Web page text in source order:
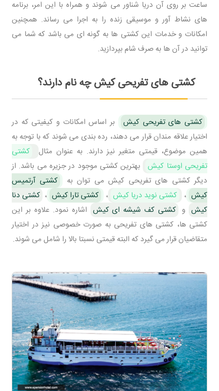
ساعت بر روی آن دریا شناور می شوند و همراه با این امر، برنامه
های نشاط آور و موسیقی زنده را به اجرا می رساند. همچنین
امکانات و خدمات این کشتی ها به گونه ای می باشد که شما می
توانید در آن ها به صرف شام بپردازید.
کشتی های تفریحی کیش چه نام دارند؟
کشتی های تفریحی کیش
بر اساس امکانات و کیفیتی که در
اختیار علاقه مندان قرار می دهند، رده بندی می شوند که با توجه به
همین موضوع، قیمتی متغیر نیز دارند. به عنوان مثال
کشتی
تفریحی اوستا کیش
بهترین کشتی موجود در جزیره می باشد. از
دیگر کشتی های تفریحی کیش می توان به
کشتی آرتمیس
کیش ، کشتی نوید دریا کیش ، کشتی تارا کیش ، کشتی دنا
کیش و کشتی کف شیشه ای کیش اشاره نمود. علاوه بر این
کشتی ها، کشتی های تفریحی به صورت خصوصی نیز در اختیار
متقاضیان قرار می گیرد که البته قیمتی نسبتا بالا را شامل می شوند.